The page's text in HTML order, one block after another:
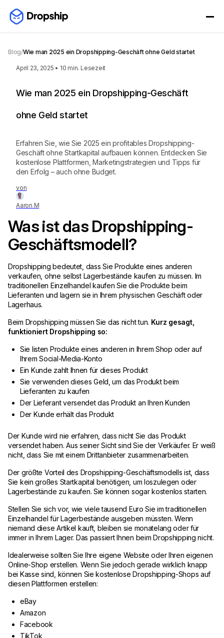
Blog/Wie man 2025 ein Dropshipping-Geschäft ohne Geld startet
April 23, 2025 • 10 min. Lesezeit
von
Aaron M
Wie man 2025 ein Dropshipping-Geschäft
ohne Geld startet
Erfahren Sie, wie Sie 2025 ein profitables Dropshipping-
Geschäft ohne Startkapital aufbauen können. Entdecken Sie
kostenlose Plattformen, Marketingstrategien und Tipps für
den Erfolg – auch ohne Budget.
Was ist das Dropshipping-
Geschäftsmodell?
Dropshipping bedeutet, dass Sie Produkte eines anderen
verkaufen, ohne selbst Lagerbestände kaufen zu müssen. Im
traditionellen Einzelhandel kaufen Sie die Produkte beim
Lieferanten und lagern sie in Ihrem physischen Geschäft oder
Lagerhaus.
Beim Dropshipping müssen Sie das nicht tun. Kurz gesagt,
funktioniert Dropshipping so:
Sie listen Produkte eines anderen in Ihrem Shop oder auf
Ihrem Social-Media-Konto
Ein Kunde zahlt Ihnen für dieses Produkt
Sie verwenden dieses Geld, um das Produkt beim
Lieferanten zu kaufen
Der Lieferant versendet das Produkt an Ihren Kunden
Der Kunde erhält das Produkt
Der Kunde wird nie erfahren, dass nicht Sie das Produkt
versendet haben. Aus seiner Sicht sind Sie der Verkäufer. Er weiß
nicht, dass Sie mit einem Drittanbieter zusammenarbeiten.
Der größte Vorteil des Dropshipping-Geschäftsmodells ist, dass
Sie kein großes Startkapital benötigen, um loszulegen oder
Lagerbestände zu kaufen. Sie können sogar kostenlos starten.
Stellen Sie sich vor, wie viele tausend Euro Sie im traditionellen
Einzelhandel für Lagerbestände ausgeben müssten. Wenn
niemand diese Artikel kauft, bleiben sie monatelang oder für
immer in Ihrem Lager. Das passiert Ihnen beim Dropshipping nicht.
Idealerweise sollten Sie Ihre eigene Website oder Ihren eigenen
Online-Shop erstellen. Wenn Sie jedoch gerade wirklich knapp
bei Kasse sind, können Sie kostenlose Dropshipping-Shops auf
diesen Plattformen erstellen:
eBay
Amazon
Facebook
TikTok